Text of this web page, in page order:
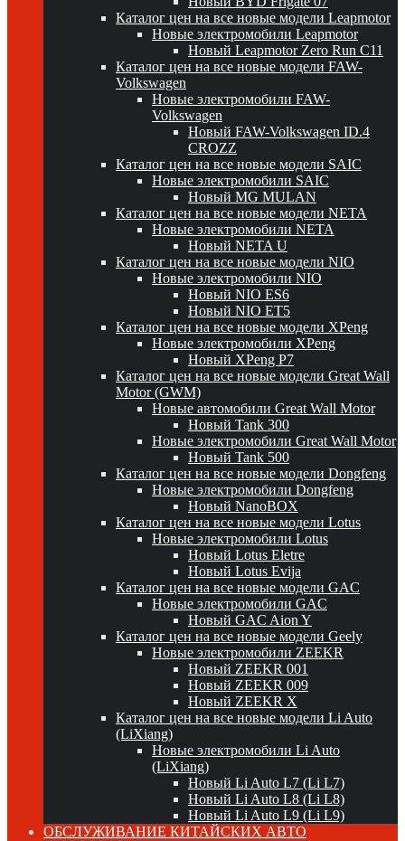
Каталог цен на все новые модели Leapmotor
Новые электромобили Leapmotor
Новый Leapmotor Zero Run C11
Каталог цен на все новые модели FAW-
Volkswagen
Новые электромобили FAW-
Volkswagen
Новый FAW-Volkswagen ID.4
CROZZ
Каталог цен на все новые модели SAIC
Новые электромобили SAIC
Новый MG MULAN
Каталог цен на все новые модели NETA
Новые электромобили NETA
Новый NETA U
Каталог цен на все новые модели NIO
Новые электромобили NIO
Новый NIO ES6
Новый NIO ET5
Каталог цен на все новые модели XPeng
Новые электромобили XPeng
Новый XPeng P7
Каталог цен на все новые модели Great Wall
Motor (GWM)
Новые автомобили Great Wall Motor
Новый Tank 300
Новые электромобили Great Wall Motor
Новый Tank 500
Каталог цен на все новые модели Dongfeng
Новые электромобили Dongfeng
Новый NanoBOX
Каталог цен на все новые модели Lotus
Новые электромобили Lotus
Новый Lotus Eletre
Новый Lotus Evija
Каталог цен на все новые модели GAC
Новые электромобили GAC
Новый GAC Aion Y
Каталог цен на все новые модели Geely
Новые электромобили ZEEKR
Новый ZEEKR 001
Новый ZEEKR 009
Новый ZEEKR X
Каталог цен на все новые модели Li Auto
(LiXiang)
Новые электромобили Li Auto
(LiXiang)
Новый Li Auto L7 (Li L7)
Новый Li Auto L8 (Li L8)
Новый Li Auto L9 (Li L9)
ОБСЛУЖИВАНИЕ КИТАЙСКИХ АВТО